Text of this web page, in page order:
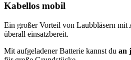
Kabellos mobil
Ein großer Vorteil von Laubbläsern mit
überall einsatzbereit.
Mit aufgeladener Batterie kannst du an